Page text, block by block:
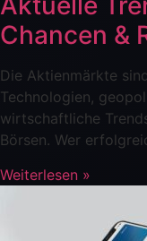
Chancen &
Die Aktienmärkte
Technologien,
wirtschaftliche
Börsen. Wer
Weiterlesen »